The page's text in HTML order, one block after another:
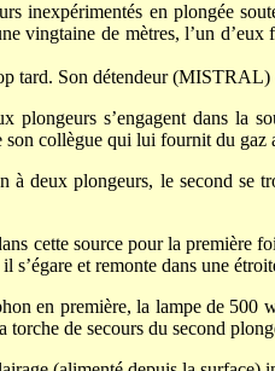
inexpérimentés en plongée
vingtaine de mètres, l’un
tard. Son détendeur
plongeurs s’engagent dans la
collègue qui lui fournit du gaz
à deux plongeurs, le second se
cette source pour la première
s’égare et remonte dans une
en première, la lampe de
torche de secours du second